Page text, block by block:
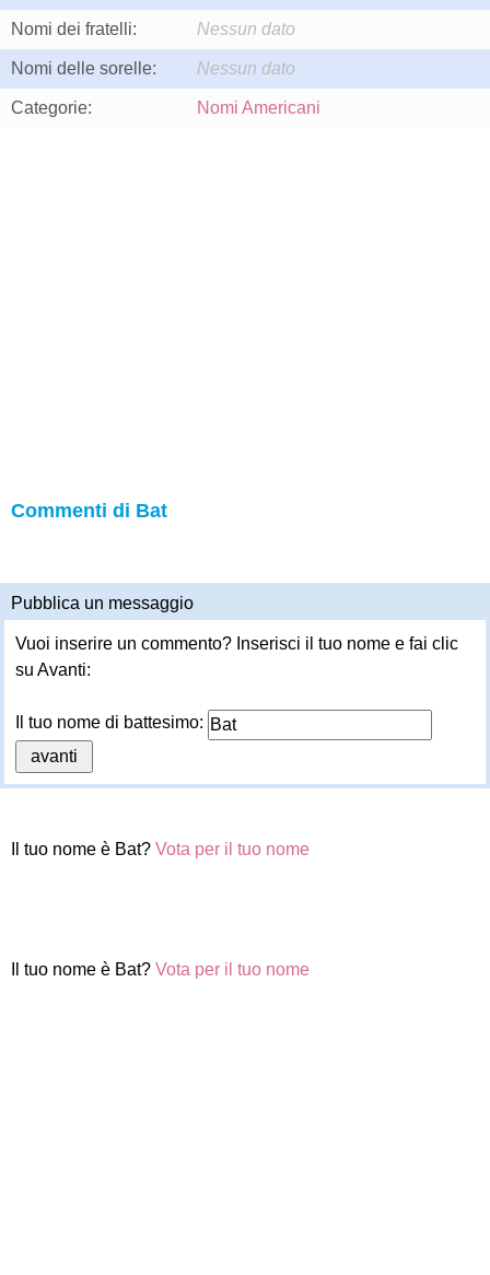
Nomi dei fratelli: Nessun dato
Nomi delle sorelle: Nessun dato
Categorie: Nomi Americani
Commenti di Bat
Pubblica un messaggio
Vuoi inserire un commento? Inserisci il tuo nome e fai clic
su Avanti:
Il tuo nome di battesimo:
Il tuo nome è Bat? Vota per il tuo nome
Il tuo nome è Bat? Vota per il tuo nome